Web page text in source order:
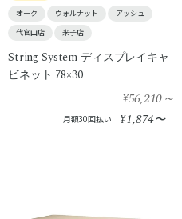
オーク
ウォルナット
アッシュ
代官山店
米子店
String System ディスプレイキャ
ビネット 78×30
¥56,210～
月額30回払い ¥1,874〜